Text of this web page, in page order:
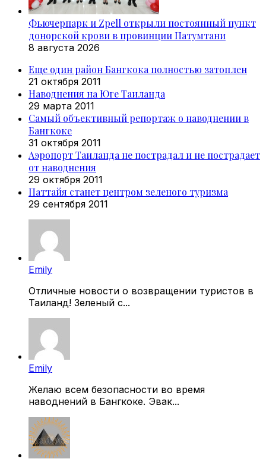
Фьючерпарк и Zpell открыли постоянный пункт
донорской крови в провинции Патумтани
8 августа 2026
Еще один район Бангкока полностью затоплен
21 октября 2011
Наводнения на Юге Таиланда
29 марта 2011
Самый объективный репортаж о наводнении в
Бангкоке
31 октября 2011
Аэропорт Таиланда не пострадал и не пострадает
от наводнения
29 октября 2011
Паттайя станет центром зеленого туризма
29 сентября 2011
Emily
Отличные новости о возвращении туристов в
Таиланд! Зеленый с...
Emily
Желаю всем безопасности во время
наводнений в Бангкоке. Эвак...